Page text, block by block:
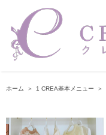
content
ホーム ＞ 1 CREA基本メニュー ＞